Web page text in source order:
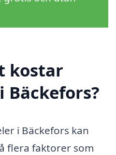
kostar
Bäckefors?
i Bäckefors kan
flera faktorer som